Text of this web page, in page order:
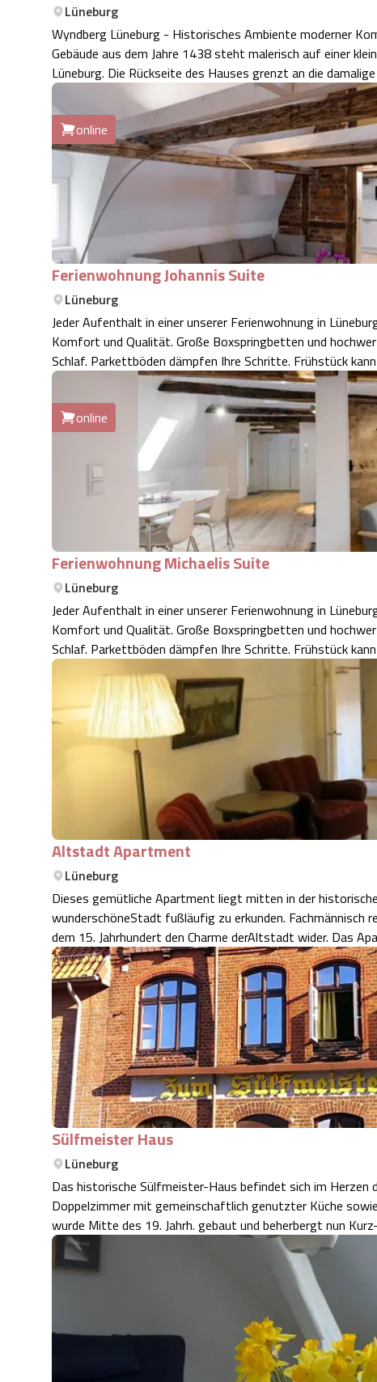
Lüneburg
Wyndberg Lüneburg - Historisches Ambiente moderner Komfort Das liebevoll unter Denkmalauflage
Gebäude aus dem Jahre 1438 steht malerisch auf einer
Lüneburg. Die Rückseite des Hauses grenzt an die
online
Ferienwohnung Johannis Suite
Lüneburg
Jeder Aufenthalt in einer unserer Ferienwohnung in
Komfort und Qualität. Große Boxspringbetten und
Schlaf. Parkettböden dämpfen Ihre Schritte. Frühstück
online
Ferienwohnung Michaelis Suite
Lüneburg
Jeder Aufenthalt in einer unserer Ferienwohnung in
Komfort und Qualität. Große Boxspringbetten und
Schlaf. Parkettböden dämpfen Ihre Schritte. Frühstück
Altstadt Apartment
Lüneburg
Dieses gemütliche Apartment liegt mitten in der
wunderschöneStadt fußläufig zu erkunden.
dem 15. Jahrhundert den Charme derAltstadt wider. Das
Sülfmeister Haus
Lüneburg
Das historische Sülfmeister-Haus befindet sich im
Doppelzimmer mit gemeinschaftlich genutzter Küche
wurde Mitte des 19. Jahrh. gebaut und beherbergt nun